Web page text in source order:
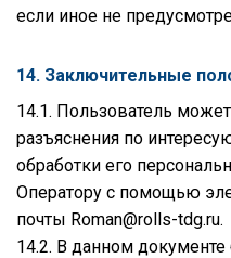
если иное не
14. Заключительные
14.1. Пользователь
разъяснения по
обработки его
Оператору с помощью
почты Roman@rolls-tdg.ru.
14.2. В данном